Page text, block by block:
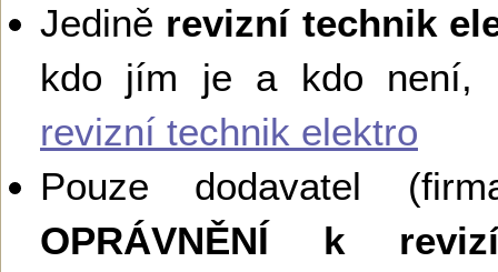
Jedině revizní technik
kdo jím je a kdo není,
revizní technik elektro
Pouze dodavatel
OPRÁVNĚNÍ k